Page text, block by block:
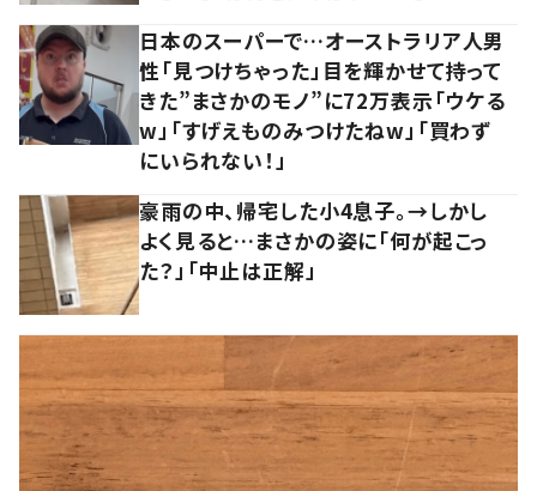
日本のスーパーで…オーストラリア人男
性「見つけちゃった」目を輝かせて持って
きた”まさかのモノ”に72万表示「ウケる
w」「すげえものみつけたねw」「買わず
にいられない！」
豪雨の中、帰宅した小4息子。→しかし
よく見ると…まさかの姿に「何が起こっ
た？」「中止は正解」